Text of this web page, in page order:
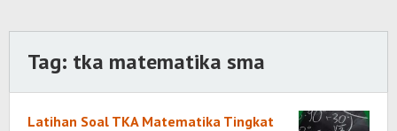
Tag: tka matematika sma
Latihan Soal TKA Matematika Tingkat